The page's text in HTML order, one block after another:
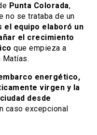
Punta Colorada,
no se trataba de un
el equipo elaboró un
el crecimiento
que empieza a
Matías.
energético,
virgen y la
desde
caso excepcional